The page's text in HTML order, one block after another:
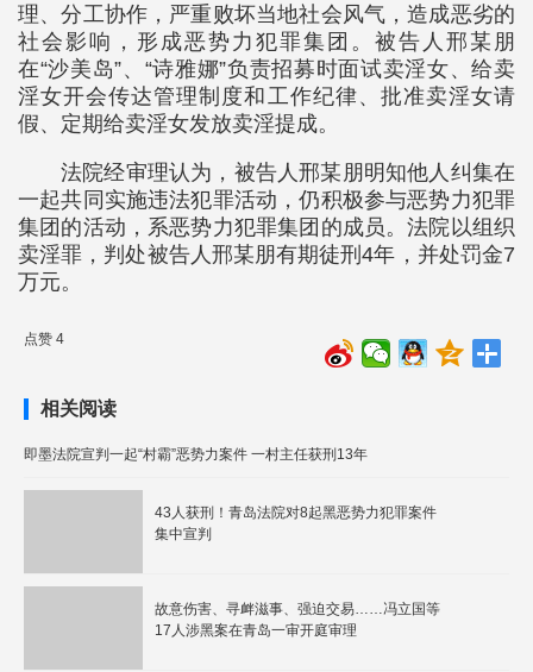
理、分工协作，严重败坏当地社会风气，造成恶劣的
社会影响，形成恶势力犯罪集团。被告人邢某朋
在“沙美岛”、“诗雅娜”负责招募时面试卖淫女、给卖
淫女开会传达管理制度和工作纪律、批准卖淫女请
假、定期给卖淫女发放卖淫提成。
法院经审理认为，被告人邢某朋明知他人纠集在
一起共同实施违法犯罪活动，仍积极参与恶势力犯罪
集团的活动，系恶势力犯罪集团的成员。法院以组织
卖淫罪，判处被告人邢某朋有期徒刑4年，并处罚金7
万元。
点赞 4
相关阅读
即墨法院宣判一起“村霸”恶势力案件 一村主任获刑13年
43人获刑！青岛法院对8起黑恶势力犯罪案件
集中宣判
故意伤害、寻衅滋事、强迫交易……冯立国等
17人涉黑案在青岛一审开庭审理